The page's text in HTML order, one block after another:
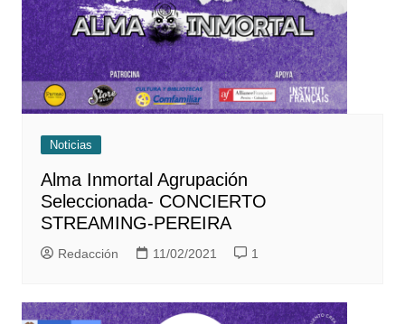
Noticias
Alma Inmortal Agrupación
Seleccionada- CONCIERTO
STREAMING-PEREIRA
Redacción 11/02/2021 1